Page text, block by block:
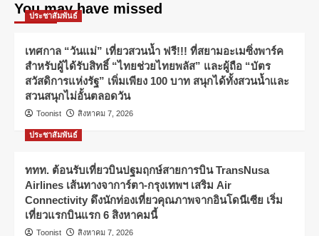
You may have missed
ประชาสัมพันธ์
เทศกาล “วันแม่” เที่ยวสวนน้ำ ฟรี!!! ที่สยามอะเมซิ่งพาร์ค
สำหรับผู้ได้รับสิทธิ์ “ไทยช่วยไทยพลัส” และผู้ถือ “บัตร
สวัสดิการแห่งรัฐ” เพิ่มเพียง 100 บาท สนุกได้ทั้งสวนน้ำและ
สวนสนุกไม่อั้นตลอดวัน
Toonist สิงหาคม 7, 2026
ประชาสัมพันธ์
ททท. ต้อนรับเที่ยวบินปฐมฤกษ์สายการบิน TransNusa
Airlines เส้นทางจาการ์ตา-กรุงเทพฯ เสริม Air
Connectivity ดึงนักท่องเที่ยวคุณภาพจากอินโดนีเซีย เริ่ม
เที่ยวแรกบินแรก 6 สิงหาคมนี้
Toonist สิงหาคม 7, 2026